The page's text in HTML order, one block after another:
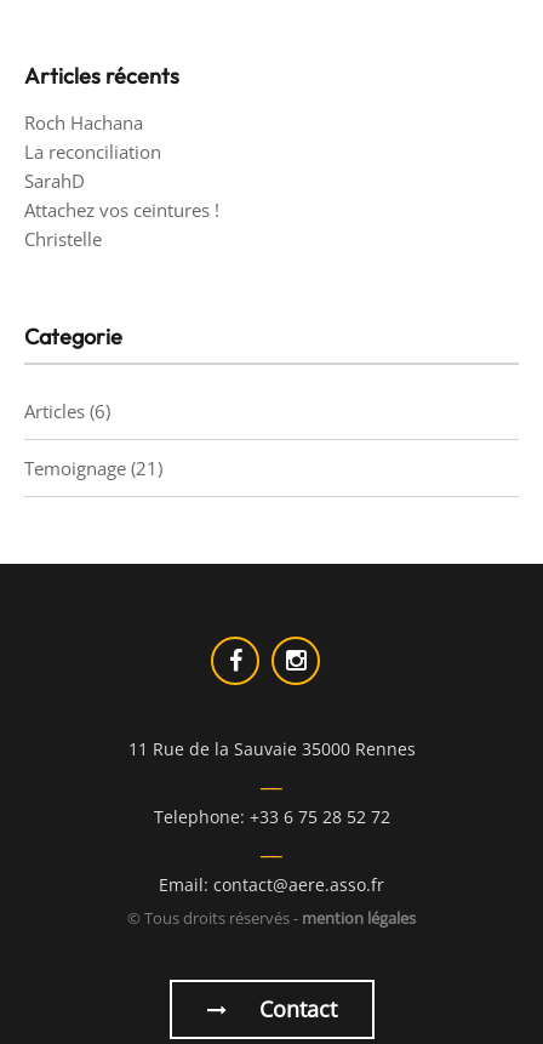
Articles récents
Roch Hachana
La reconciliation
SarahD
Attachez vos ceintures !
Christelle
Categorie
Articles (6)
Temoignage (21)
11 Rue de la Sauvaie 35000 Rennes
Telephone: +33 6 75 28 52 72
Email: contact@aere.asso.fr
© Tous droits réservés - mention légales
Contact